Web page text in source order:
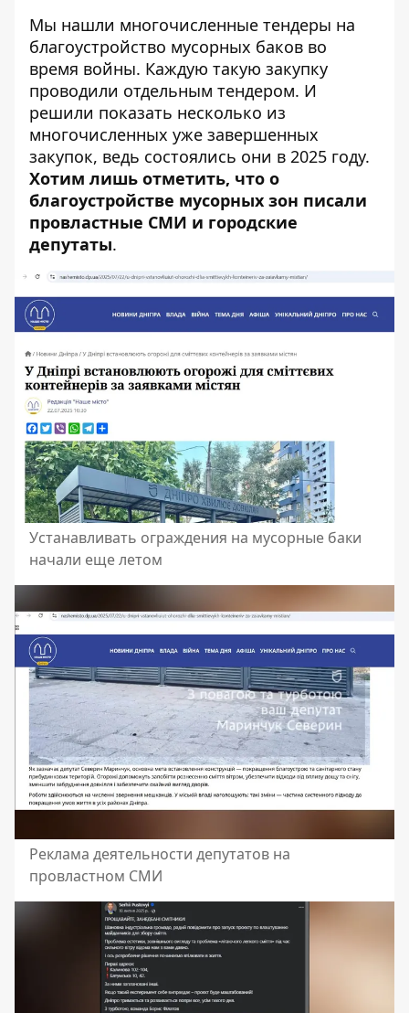
Мы нашли многочисленные тендеры на
благоустройство мусорных баков во
время войны. Каждую такую ​​закупку
проводили отдельным тендером. И
решили показать несколько из
многочисленных уже завершенных
закупок, ведь состоялись они в 2025 году.
Хотим лишь отметить, что о
благоустройстве мусорных зон писали
провластные СМИ и городские
депутаты.
Устанавливать ограждения на мусорные баки
начали еще летом
Реклама деятельности депутатов на
провластном СМИ